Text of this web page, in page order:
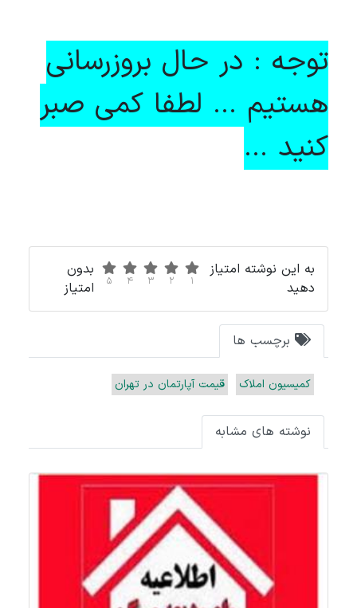
توجه : در حال بروزرسانی
هستیم ... لطفا کمی صبر
کنید ...
به این نوشته امتیاز
دهید
1
2
3
4
5
بدون
امتیاز
برچسب ها
کمیسیون املاک قیمت آپارتمان در تهران
نوشته های مشابه